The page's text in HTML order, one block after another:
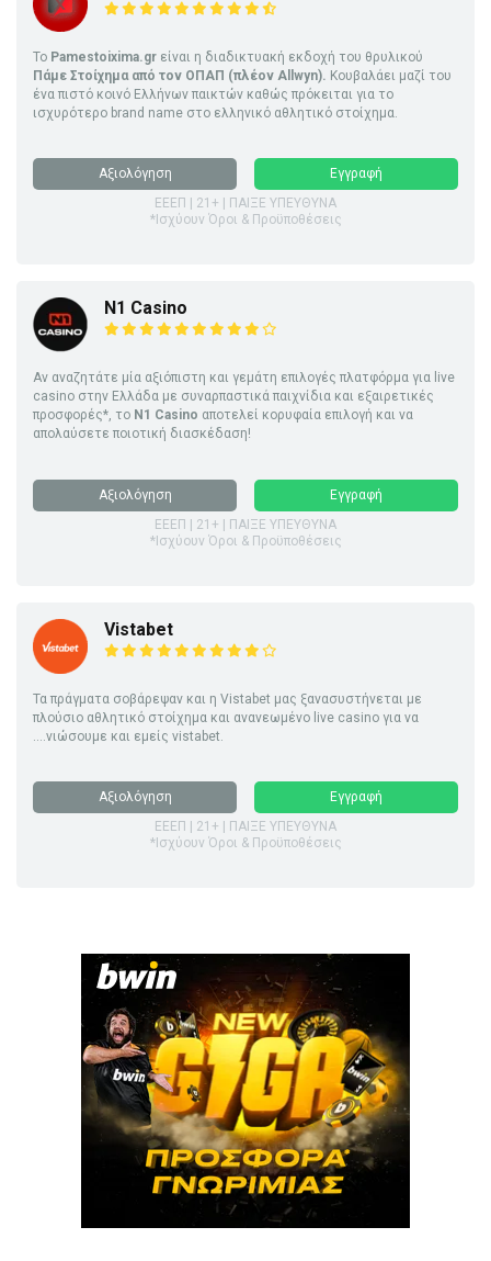
Το Pamestoixima.gr είναι η διαδικτυακή εκδοχή του θρυλικού
Πάμε Στοίχημα από τον ΟΠΑΠ (πλέον Allwyn). Κουβαλάει μαζί του
ένα πιστό κοινό Ελλήνων παικτών καθώς πρόκειται για το
ισχυρότερο brand name στο ελληνικό αθλητικό στοίχημα.
Αξιολόγηση
Εγγραφή
ΕΕΕΠ | 21+ | ΠΑΙΞΕ ΥΠΕΥΘΥΝΑ
*Ισχύουν Όροι & Προϋποθέσεις
N1 Casino
Αν αναζητάτε μία αξιόπιστη και γεμάτη επιλογές πλατφόρμα για live
casino στην Ελλάδα με συναρπαστικά παιχνίδια και εξαιρετικές
προσφορές*, το N1 Casino αποτελεί κορυφαία επιλογή και να
απολαύσετε ποιοτική διασκέδαση!
Αξιολόγηση
Εγγραφή
ΕΕΕΠ | 21+ | ΠΑΙΞΕ ΥΠΕΥΘΥΝΑ
*Ισχύουν Όροι & Προϋποθέσεις
Vistabet
Τα πράγματα σοβάρεψαν και η Vistabet μας ξανασυστήνεται με
πλούσιο αθλητικό στοίχημα και ανανεωμένο live casino για να
....νιώσουμε και εμείς vistabet.
Αξιολόγηση
Εγγραφή
ΕΕΕΠ | 21+ | ΠΑΙΞΕ ΥΠΕΥΘΥΝΑ
*Ισχύουν Όροι & Προϋποθέσεις